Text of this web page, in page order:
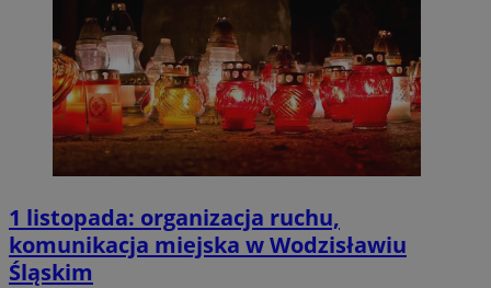
1 listopada: organizacja ruchu,
komunikacja miejska w Wodzisławiu
Śląskim